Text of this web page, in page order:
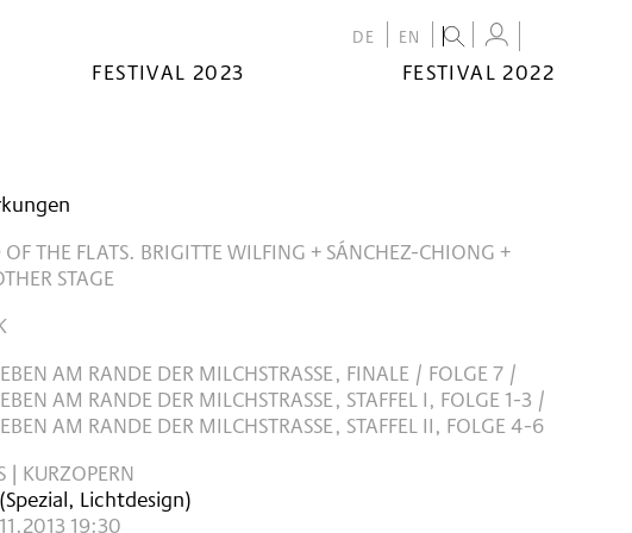
DE EN
FESTIVAL 2023 FESTIVAL 2022
THE FLATS. BRIGITTE WILFING + SÁNCHEZ-CHIONG +
STAGE
AM RANDE DER MILCHSTRASSE, FINALE / FOLGE 7 / D
AM RANDE DER MILCHSTRASSE, STAFFEL I, FOLGE 1-3 / DA
AM RANDE DER MILCHSTRASSE, STAFFEL II, FOLGE 4-6
| KURZOPERN
(Spezial, Lichtdesign)
19:30